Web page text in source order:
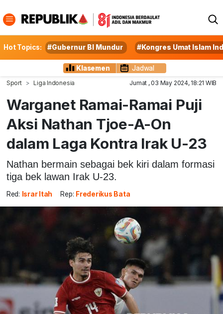
Hot Topics: #Gubernur BI Mundur #Kongres Umat Islam
Klasemen Jadwal
Sport Liga Indonesia Jumat , 03 May 2024, 18:21 WIB
Warganet Ramai-Ramai Puji
Aksi Nathan Tjoe-A-On
dalam Laga Kontra Irak U-23
Nathan bermain sebagai bek kiri dalam formasi
tiga bek lawan Irak U-23.
Red: Israr Itah Rep: Frederikus Bata